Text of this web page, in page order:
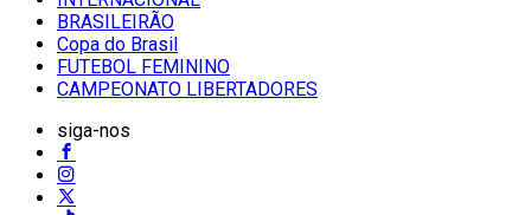
BRASILEIRÃO
Copa do Brasil
FUTEBOL FEMININO
CAMPEONATO LIBERTADORES
siga-nos